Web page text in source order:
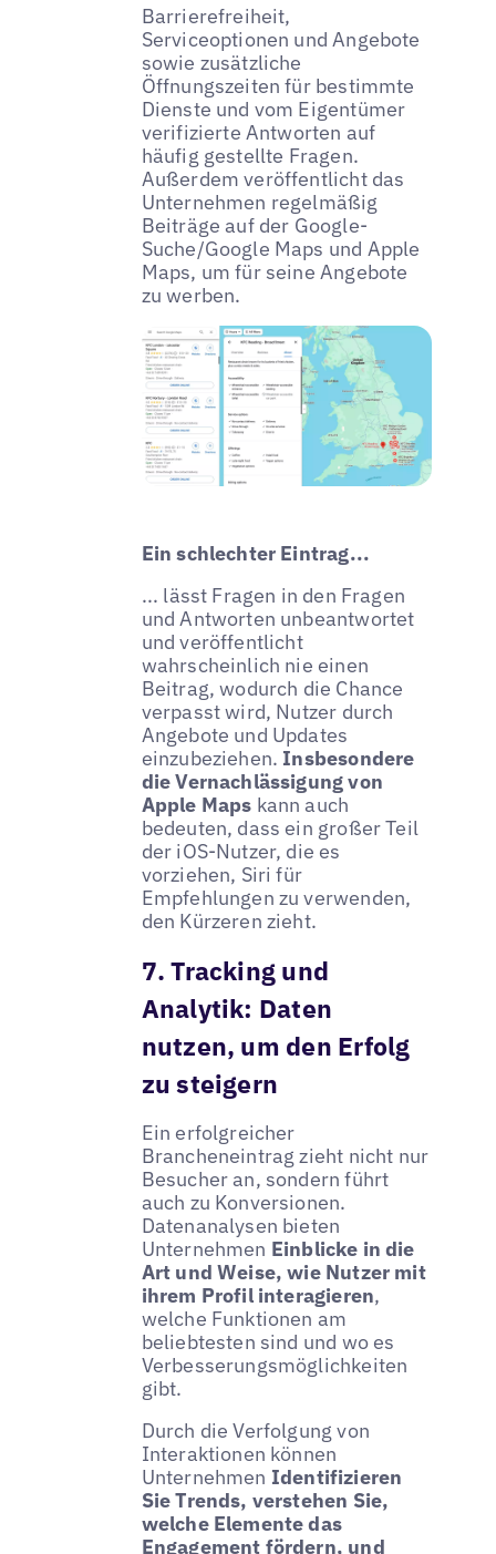
Barrierefreiheit,
Serviceoptionen und Angebote
sowie zusätzliche
Öffnungszeiten für bestimmte
Dienste und vom Eigentümer
verifizierte Antworten auf
häufig gestellte Fragen.
Außerdem veröffentlicht das
Unternehmen regelmäßig
Beiträge auf der Google-
Suche/Google Maps und Apple
Maps, um für seine Angebote
zu werben.
Ein schlechter Eintrag...
... lässt Fragen in den Fragen
und Antworten unbeantwortet
und veröffentlicht
wahrscheinlich nie einen
Beitrag, wodurch die Chance
verpasst wird, Nutzer durch
Angebote und Updates
einzubeziehen. Insbesondere
die Vernachlässigung von
Apple Maps kann auch
bedeuten, dass ein großer Teil
der iOS-Nutzer, die es
vorziehen, Siri für
Empfehlungen zu verwenden,
den Kürzeren zieht.
7. Tracking und
Analytik: Daten
nutzen, um den Erfolg
zu steigern
Ein erfolgreicher
Brancheneintrag zieht nicht nur
Besucher an, sondern führt
auch zu Konversionen.
Datenanalysen bieten
Unternehmen Einblicke in die
Art und Weise, wie Nutzer mit
ihrem Profil interagieren,
welche Funktionen am
beliebtesten sind und wo es
Verbesserungsmöglichkeiten
gibt.
Durch die Verfolgung von
Interaktionen können
Unternehmen Identifizieren
Sie Trends, verstehen Sie,
welche Elemente das
Engagement fördern, und